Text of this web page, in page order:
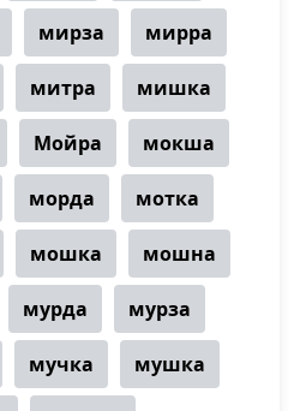
мирза мирра
митра мишка
Мойра мокша
морда мотка
мошка мошна
мурда мурза
мучка мушка